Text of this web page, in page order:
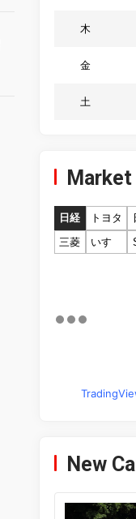
木
金
土
日経 トヨタ
三菱
いすゞ
New